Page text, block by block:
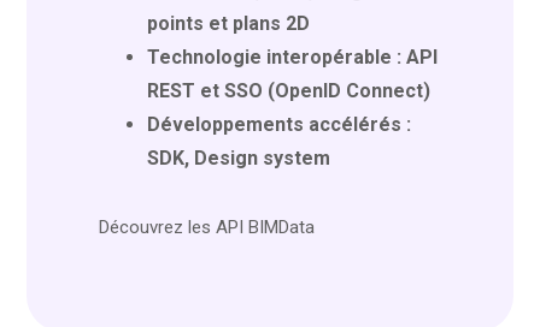
points et plans 2D
Technologie interopérable : API
REST et SSO (OpenID Connect)
Développements accélérés :
SDK, Design system
Découvrez les API BIMData